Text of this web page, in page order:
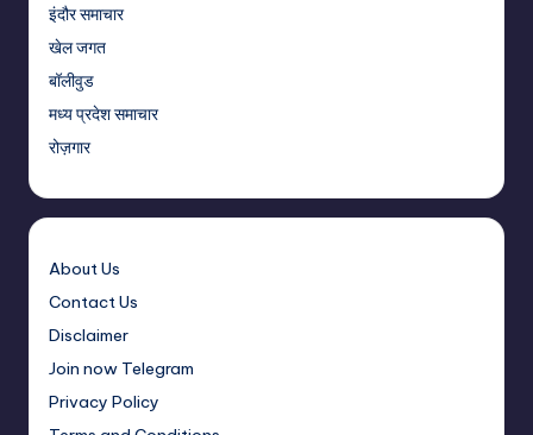
इंदौर समाचार
खेल जगत
बॉलीवुड
मध्य प्रदेश समाचार
रोज़गार
About Us
Contact Us
Disclaimer
Join now Telegram
Privacy Policy